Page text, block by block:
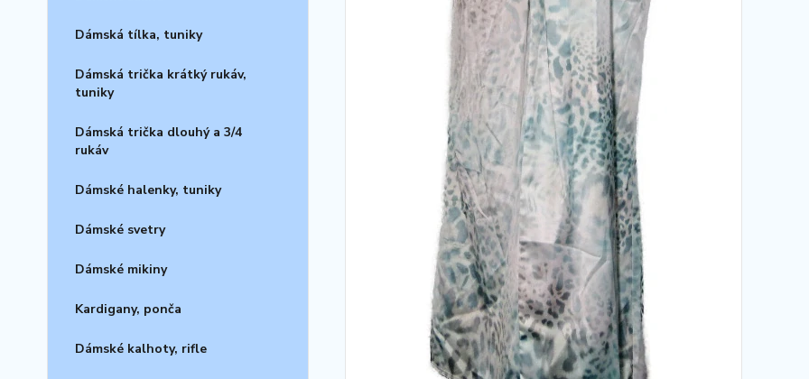
Dámská tílka, tuniky
Dámská trička krátký rukáv,
tuniky
Dámská trička dlouhý a 3/4
rukáv
Dámské halenky, tuniky
Dámské svetry
Dámské mikiny
Kardigany, ponča
Dámské kalhoty, rifle